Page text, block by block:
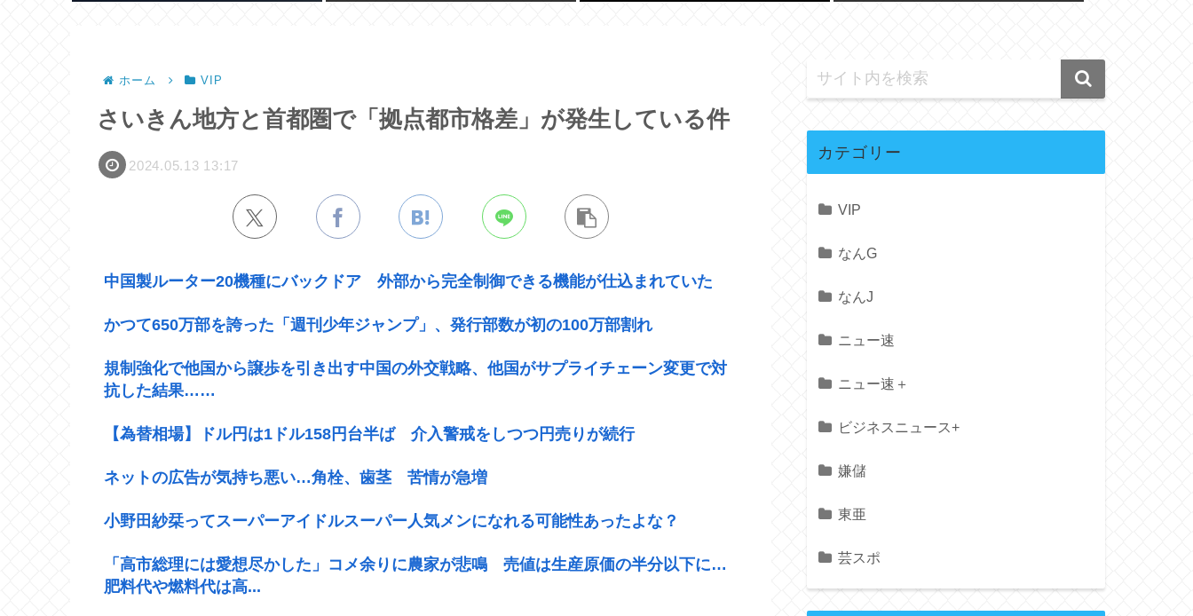
ホーム VIP
さいきん地方と首都圏で「拠点都市格差」が発生している件
2024.05.13 13:17
中国製ルーター20機種にバックドア 外部から完全制御できる機能が仕込まれていた
かつて650万部を誇った「週刊少年ジャンプ」、発行部数が初の100万部割れ
規制強化で他国から譲歩を引き出す中国の外交戦略、他国がサプライチェーン変更で対
抗した結果……
【為替相場】ドル円は1ドル158円台半ば 介入警戒をしつつ円売りが続行
ネットの広告が気持ち悪い…角栓、歯茎 苦情が急増
小野田紗栞ってスーパーアイドルスーパー人気メンになれる可能性あったよな？
「高市総理には愛想尽かした」コメ余りに農家が悲鳴 売値は生産原価の半分以下に…
肥料代や燃料代は高...
カテゴリー
VIP
なんG
なんJ
ニュー速
ニュー速＋
ビジネスニュース+
嫌儲
東亜
芸スポ